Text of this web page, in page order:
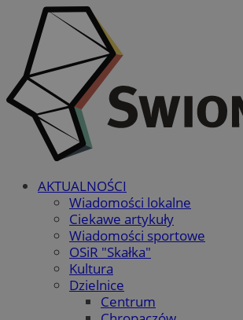
AKTUALNOŚCI
Wiadomości lokalne
Ciekawe artykuły
Wiadomości sportowe
OSiR "Skałka"
Kultura
Dzielnice
Centrum